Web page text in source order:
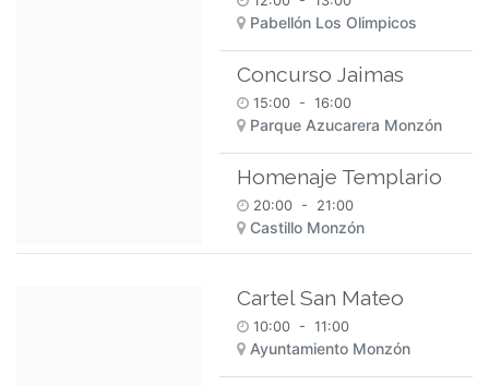
Pabellón Los Olimpicos
Concurso Jaimas
15:00 - 16:00
Parque Azucarera Monzón
Homenaje Templario
20:00 - 21:00
Castillo Monzón
Cartel San Mateo
10:00 - 11:00
Ayuntamiento Monzón